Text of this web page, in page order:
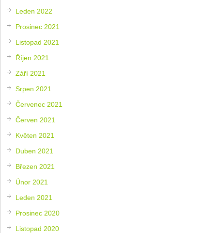
Leden 2022
Prosinec 2021
Listopad 2021
Říjen 2021
Září 2021
Srpen 2021
Červenec 2021
Červen 2021
Květen 2021
Duben 2021
Březen 2021
Únor 2021
Leden 2021
Prosinec 2020
Listopad 2020